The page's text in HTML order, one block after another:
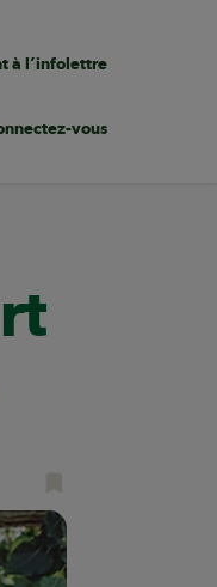
à l’infolettre
vous